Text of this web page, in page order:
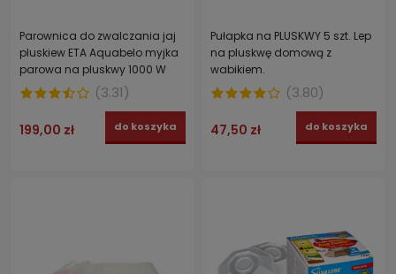
Parownica do zwalczania jaj
pluskiew ETA Aquabelo myjka
parowa na pluskwy 1000 W
(3.31)
199,00 zł do koszyka
Pułapka na PLUSKWY 5 szt. Lep
na pluskwę domową z
wabikiem.
(3.80)
47,50 zł do koszyka